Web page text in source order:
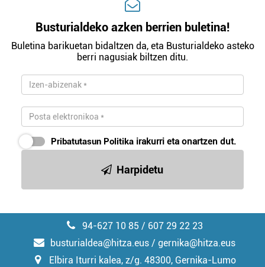
Busturialdeko azken berrien buletina!
Buletina barikuetan bidaltzen da, eta Busturialdeko asteko
berri nagusiak biltzen ditu.
Pribatutasun Politika irakurri eta onartzen dut.
Harpidetu
94-627 10 85 / 607 29 22 23
busturialdea@hitza.eus / gernika@hitza.eus
Elbira Iturri kalea, z/g. 48300, Gernika-Lumo